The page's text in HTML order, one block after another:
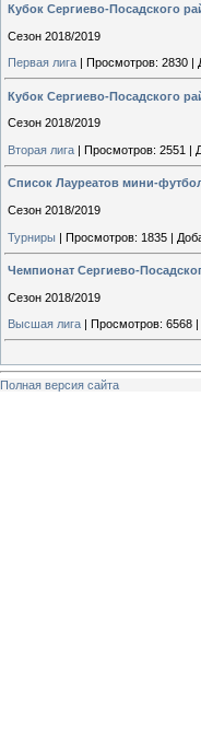
Кубок Сергиево-Посадского
Сезон 2018/2019
Первая лига Просмотров: 2830
Кубок Сергиево-Посадского
Сезон 2018/2019
Вторая лига | Просмотров: 2551 |
Список Лауреатов мини-
Сезон 2018/2019
Турниры | Просмотров: 1835 |
Чемпионат Сергиево-
Сезон 2018/2019
Высшая лига | Просмотров: 6568 |
Полная версия сайта